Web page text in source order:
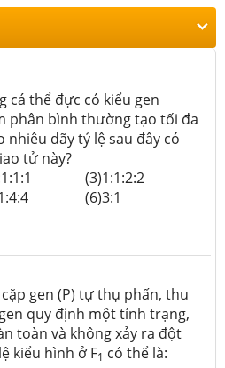
cá thể đực có kiểu gen
phân bình thường tạo tối đa
nhiêu dãy tỷ lệ sau đây có
tử này?
(3)1:1:2:2
(6)3:1
gen (P) tự thụ phấn, thu
quy định một tính trạng,
toàn và không xảy ra đột
kiểu hình ở F1 có thể là: